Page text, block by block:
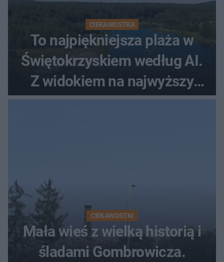
CIEKAWOSTKA
To najpiękniejsza plaża w
Świętokrzyskiem według AI.
Z widokiem na najwyższy
szczyt Gór Świętokrzyskich
CIEKAWOSTKI
Mała wieś z wielką historią i
śladami Gombrowicza.